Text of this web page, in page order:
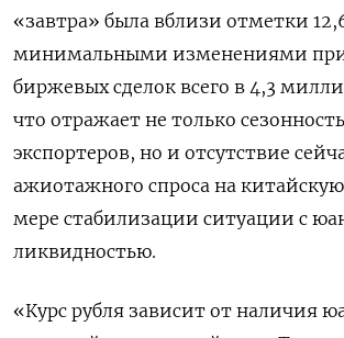
«завтра» была вблизи отметки
минимальными изменениями
биржевых сделок всего в 4,3
что отражает не только
экспортеров, но и отсутствие
ажиотажного спроса на
мере стабилизации ситуации с
ликвидностью.
«Курс рубля зависит от наличия